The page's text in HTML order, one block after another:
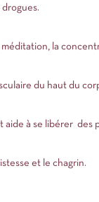
drogues.
la
du haut du
à se libérer des
et le chagrin.